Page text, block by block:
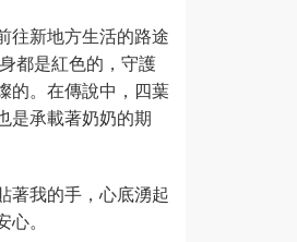
往新地方生活的路途
都是紅色的，守護
的。在傳說中，四葉
是承載著奶奶的期
著我的手，心底湧起
。